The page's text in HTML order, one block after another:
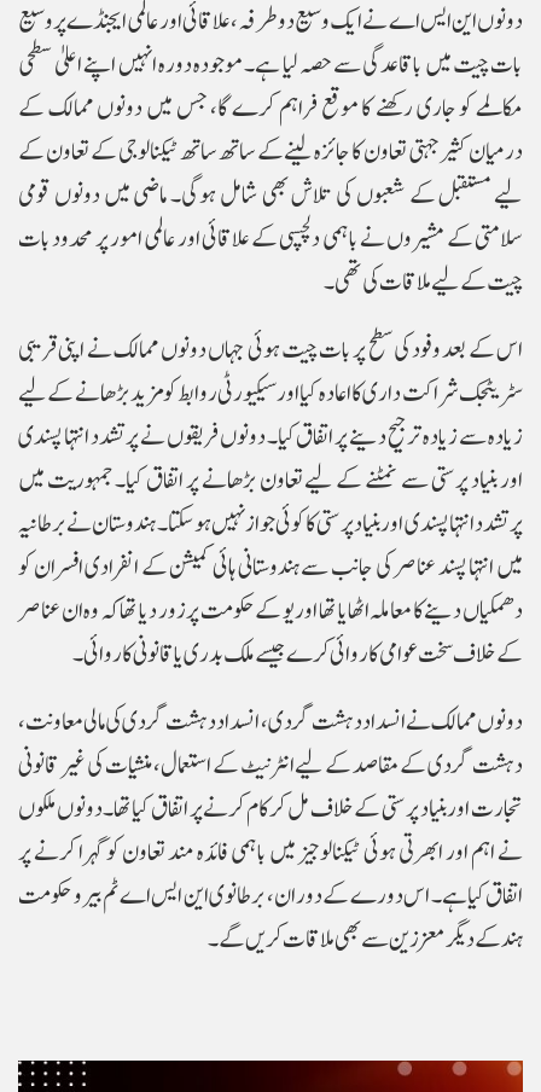
دونوں این ایس اے نے ایک وسیع دوطرفہ، علاقائی اور عالمی ایجنڈے پر وسیع
بات چیت میں باقاعدگی سے حصہ لیا ہے۔ موجودہ دورہ انہیں اپنے اعلیٰ سطحی
مکالمے کو جاری رکھنے کا موقع فراہم کرے گا، جس میں دونوں ممالک کے
درمیان کثیر جہتی تعاون کا جائزہ لینے کے ساتھ ساتھ ٹیکنالوجی کے تعاون کے
لیے مستقبل کے شعبوں کی تلاش بھی شامل ہوگی۔ ماضی میں دونوں قومی
سلامتی کے مشیروں نے باہمی دلچسپی کے علاقائی اور عالمی امور پر محدود بات
چیت کے لیے ملاقات کی تھی۔
اس کے بعد وفود کی سطح پر بات چیت ہوئی جہاں دونوں ممالک نے اپنی قریبی
سٹریٹجک شراکت داری کا اعادہ کیا اور سیکیورٹی روابط کو مزید بڑھانے کے لیے
زیادہ سے زیادہ ترجیح دینے پر اتفاق کیا۔ دونوں فریقوں نے پرتشدد انتہا پسندی
اور بنیاد پرستی سے نمٹنے کے لیے تعاون بڑھانے پر اتفاق کیا۔ جمہوریت میں
پرتشدد انتہا پسندی اور بنیاد پرستی کا کوئی جواز نہیں ہو سکتا۔ ہندوستان نے برطانیہ
میں انتہا پسند عناصر کی جانب سے ہندوستانی ہائی کمیشن کے انفرادی افسران کو
دھمکیاں دینے کا معاملہ اٹھایا تھا اور یو کے حکومت پر زور دیا تھا کہ وہ ان عناصر
کے خلاف سخت عوامی کاروائی کرے جیسے ملک بدری یا قانونی کاروائی۔
دونوں ممالک نے انسداد دہشت گردی، انسداد دہشت گردی کی مالی معاونت،
دہشت گردی کے مقاصد کے لیے انٹرنیٹ کے استعمال، منشیات کی غیر قانونی
تجارت اور بنیاد پرستی کے خلاف مل کر کام کرنے پر اتفاق کیاتھا۔ دونوں ملکوں
نے اہم اور ابھرتی ہوئی ٹیکنالوجیز میں باہمی فائدہ مند تعاون کو گہرا کرنے پر
اتفاق کیاہے۔ اس دورے کے دوران، برطانوی این ایس اے ٹم بیرو حکومت
ہند کے دیگر معززین سے بھی ملاقات کریں گے۔